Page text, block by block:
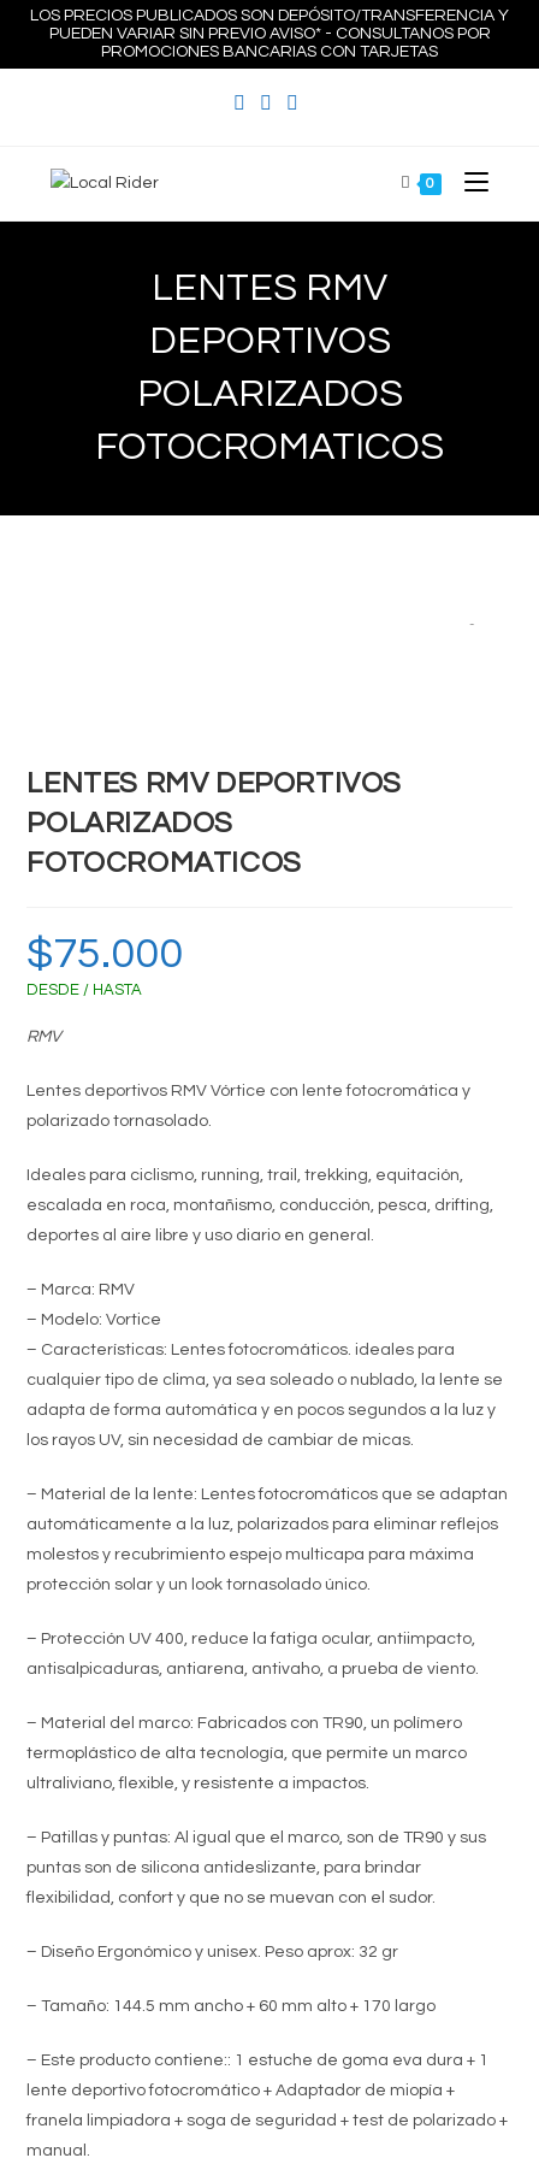
contenido
LOS PRECIOS PUBLICADOS SON DEPÓSITO/TRANSFERENCIA Y
PUEDEN VARIAR SIN PREVIO AVISO* - CONSULTANOS POR
PROMOCIONES BANCARIAS CON TARJETAS
0
LENTES RMV
DEPORTIVOS
POLARIZADOS
FOTOCROMATICOS
LENTES RMV DEPORTIVOS
POLARIZADOS
FOTOCROMATICOS
$75.000
DESDE / HASTA
RMV
Lentes deportivos RMV Vórtice con lente fotocromática y
polarizado tornasolado.
Ideales para ciclismo, running, trail, trekking, equitación,
escalada en roca, montañismo, conducción, pesca, drifting,
deportes al aire libre y uso diario en general.
– Marca: RMV
– Modelo: Vortice
– Características: Lentes fotocromáticos. ideales para
cualquier tipo de clima, ya sea soleado o nublado, la lente se
adapta de forma automática y en pocos segundos a la luz y
los rayos UV, sin necesidad de cambiar de micas.
– Material de la lente: Lentes fotocromáticos que se adaptan
automáticamente a la luz, polarizados para eliminar reflejos
molestos y recubrimiento espejo multicapa para máxima
protección solar y un look tornasolado único.
– Protección UV 400, reduce la fatiga ocular, antiimpacto,
antisalpicaduras, antiarena, antivaho, a prueba de viento.
– Material del marco: Fabricados con TR90, un polímero
termoplástico de alta tecnología, que permite un marco
ultraliviano, flexible, y resistente a impactos.
– Patillas y puntas: Al igual que el marco, son de TR90 y sus
puntas son de silicona antideslizante, para brindar
flexibilidad, confort y que no se muevan con el sudor.
– Diseño Ergonómico y unisex. Peso aprox: 32 gr
– Tamaño: 144.5 mm ancho + 60 mm alto + 170 largo
– Este producto contiene:: 1 estuche de goma eva dura + 1
lente deportivo fotocromático + Adaptador de miopía +
franela limpiadora + soga de seguridad + test de polarizado +
manual.